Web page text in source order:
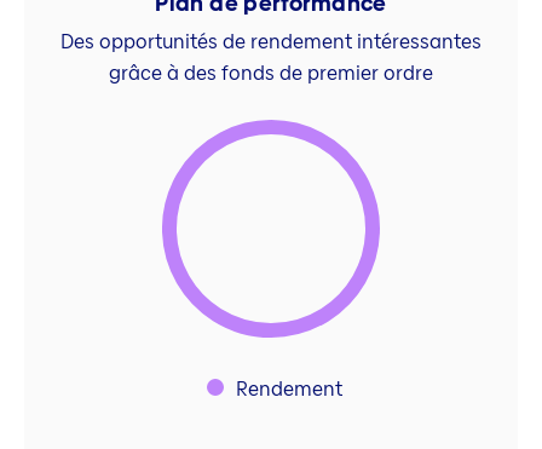
Des opportunités de rendement intéressantes
grâce à des fonds de premier ordre
Rendement